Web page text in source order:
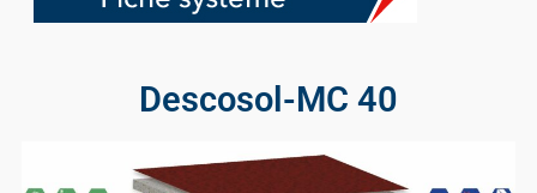
Descosol-MC 40